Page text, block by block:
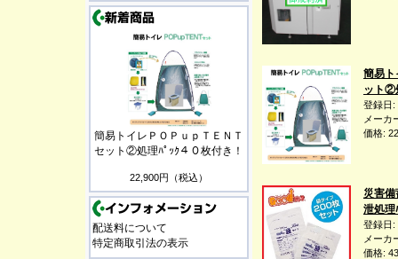
簡易トイレＰＯＰｕｐＴＥＮＴ
セット②処理ﾊﾟｯｸ４０枚付き！
22,900円（税込）
配送料について
特定商取引法の表示
簡易ト
ット②
登録日:
メーカ
価格:
災害
泄処理
登録日:
メーカ
価格: